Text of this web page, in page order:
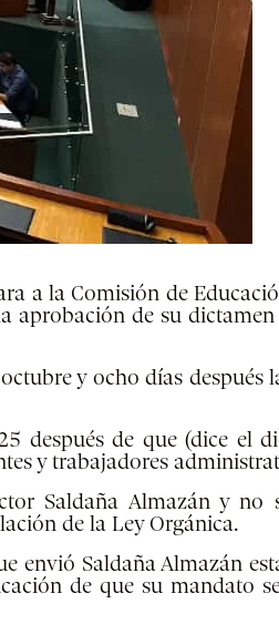
a la Comisión de
aprobación de su
y ocho días después
después de que (dice el
y trabajadores
Saldaña Almazány no
de la Ley Orgánica.
envió Saldaña Almazán
de que su mandato